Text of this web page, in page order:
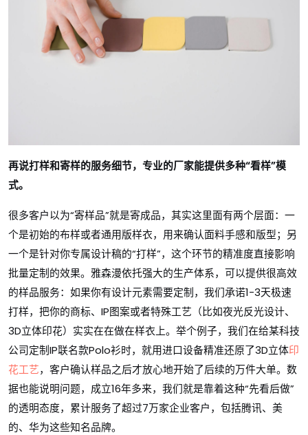
再说打样和寄样的服务细节，专业的厂家能提供多种“看样”模
式。
很多客户以为“寄样品”就是寄成品，其实这里面有两个层面：一
个是初始的布样或者通用版样衣，用来确认面料手感和版型；另
一个是针对你专属设计稿的“打样”，这个环节的精准度直接影响
批量定制的效果。雅森漫依托强大的生产体系，可以提供很高效
的样品服务：如果你有设计元素需要定制，我们承诺1-3天极速
打样，把你的商标、IP图案或者特殊工艺（比如夜光反光设计、
3D立体印花）实实在在做在样衣上。举个例子，我们在给某科技
公司定制IP联名款Polo衫时，就用进口设备精准还原了3D立体印
花工艺，客户确认样品之后才放心地开始了后续的万件大单。数
据也能说明问题，成立16年多来，我们就是靠着这种“先看后做”
的透明态度，累计服务了超过7万家企业客户，包括腾讯、美
的、华为这些知名品牌。